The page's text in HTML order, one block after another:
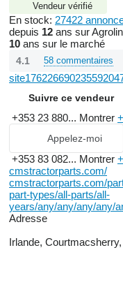
Vendeur vérifié
En stock: 27422
depuis 12 ans sur
10 ans sur le marché
4.1 58 commentaires
Suivre ce vendeur
+353 23 880... Montrer
Appelez-moi
+353 83 082... Montrer
cmstractorparts.com/
cmstractorparts.com/
part-types/all-parts/all-
years/any/any/any/any/
Adresse
Irlande,